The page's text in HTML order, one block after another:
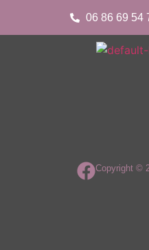
06 86 69 54
Copyright ©